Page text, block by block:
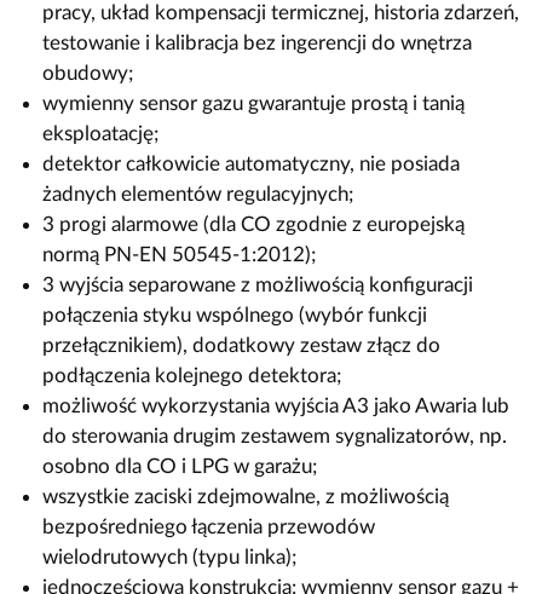
pracy, układ kompensacji termicznej, historia zdarzeń,
testowanie i kalibracja bez ingerencji do wnętrza
obudowy;
wymienny sensor gazu gwarantuje prostą i tanią
eksploatację;
detektor całkowicie automatyczny, nie posiada
żadnych elementów regulacyjnych;
3 progi alarmowe (dla CO zgodnie z europejską
normą PN-EN 50545-1:2012);
3 wyjścia separowane z możliwością konfiguracji
połączenia styku wspólnego (wybór funkcji
przełącznikiem), dodatkowy zestaw złącz do
podłączenia kolejnego detektora;
możliwość wykorzystania wyjścia A3 jako Awaria lub
do sterowania drugim zestawem sygnalizatorów, np.
osobno dla CO i LPG w garażu;
wszystkie zaciski zdejmowalne, z możliwością
bezpośredniego łączenia przewodów
wielodrutowych (typu linka);
jednoczęściowa konstrukcja: wymienny sensor gazu +